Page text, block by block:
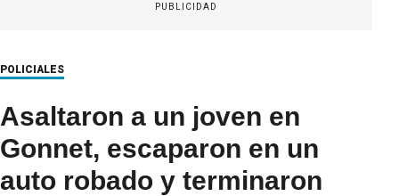
PUBLICIDAD
POLICIALES
Asaltaron a un joven en
Gonnet, escaparon en un
auto robado y terminaron